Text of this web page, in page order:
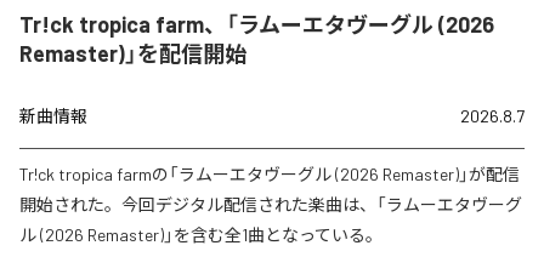
Tr!ck tropica farm、「ラムーエタヴーグル (2026
Remaster)」を配信開始
新曲情報 2026.8.7
Tr!ck tropica farmの「ラムーエタヴーグル (2026 Remaster)」が配信
開始された。今回デジタル配信された楽曲は、「ラムーエタヴーグ
ル (2026 Remaster)」を含む全1曲となっている。